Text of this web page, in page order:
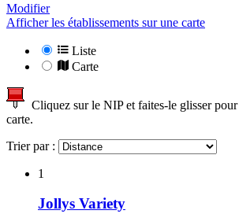
Modifier
Afficher les établissements sur une carte
Liste
Carte
Cliquez sur le NIP et faites-le glisser
carte.
Trier par :
1
Jollys Variety